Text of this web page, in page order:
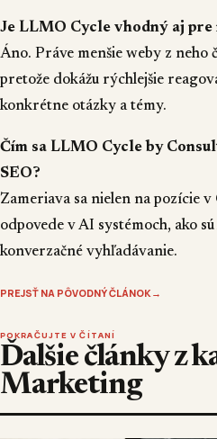
Je LLMO Cycle vhodný aj pre
Áno. Práve menšie weby z neho
pretože dokážu rýchlejšie
konkrétne otázky a témy.
Čím sa LLMO Cycle by
SEO?
Zameriava sa nielen na pozície v
odpovede v AI systémoch, ako
konverzačné vyhľadávanie.
PREJSŤ NA PÔVODNÝ ČLÁNOK →
POKRAČUJTE V ČÍTANÍ
Ďalšie články z
Marketing